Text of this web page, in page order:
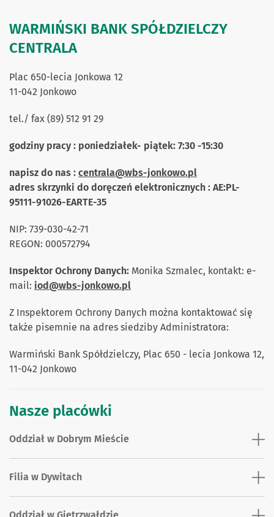
WARMIŃSKI BANK SPÓŁDZIELCZY
CENTRALA
Plac 650-lecia Jonkowa 12
11-042 Jonkowo
tel./ fax (89) 512 91 29
godziny pracy : poniedziałek- piątek: 7:30 -15:30
napisz do nas : centrala@wbs-jonkowo.pl
adres skrzynki do doręczeń elektronicznych : AE:PL-
95111-91026-EARTE-35
NIP: 739-030-42-71
REGON: 000572794
Inspektor Ochrony Danych: Monika Szmalec, kontakt: e-
mail: iod@wbs-jonkowo.pl
Z Inspektorem Ochrony Danych można kontaktować się
także pisemnie na adres siedziby Administratora:
Warmiński Bank Spółdzielczy, Plac 650 - lecia Jonkowa 12,
11-042 Jonkowo
Nasze placówki
Oddział w Dobrym Mieście
Filia w Dywitach